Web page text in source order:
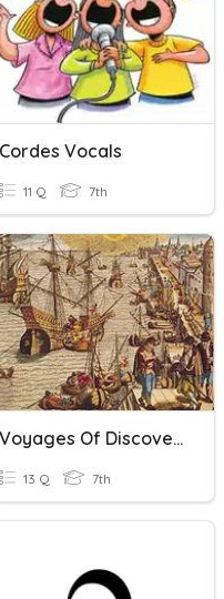
Cordes Vocals
11 Q 7th
Voyages Of Discovery
13 Q 7th